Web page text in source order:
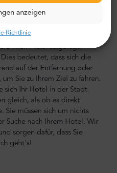
anzeigen
Richtlinie
Flughafentaxis. Unsere
Kosten. Sie müssen nicht
Denken Sie daran, dass
ihren Preis festgelegt
bedeutet, dass sich die
auf der Entfernung oder
Sie zu Ihrem Ziel zu fahren.
sich Ihr Hotel in der Stadt
gleich, als ob es direkt
Sie müssen sich um nichts
Suche nach Ihrem Hotel. Wir
sorgen dafür, dass Sie
geht's!